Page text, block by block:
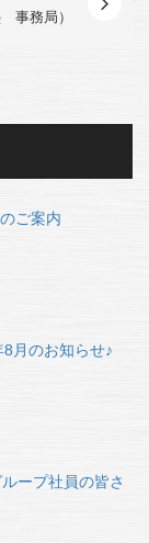
事務局）
ご案内
8月のお知らせ♪
ープ社員の皆さ